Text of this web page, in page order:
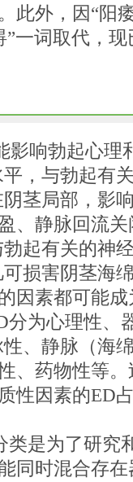
此外，因“阳
”一词取代，
影响勃起心理
，与勃起有
茎局部，影
、静脉回流
起有关的神
损害阴茎海
因素都可能
为心理性、
、静脉（海
、药物性等
性因素的ED
是为了研究
同时混合存